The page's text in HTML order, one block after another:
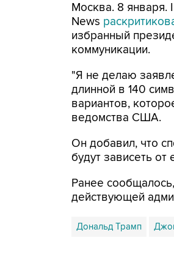
Москва. 8 января.
News
избранный
коммуникации.
"Я не делаю
длинной в 140
вариантов,
ведомства США.
Он добавил, что
будут зависеть от
Ранее
действующей
Дональд Трамп